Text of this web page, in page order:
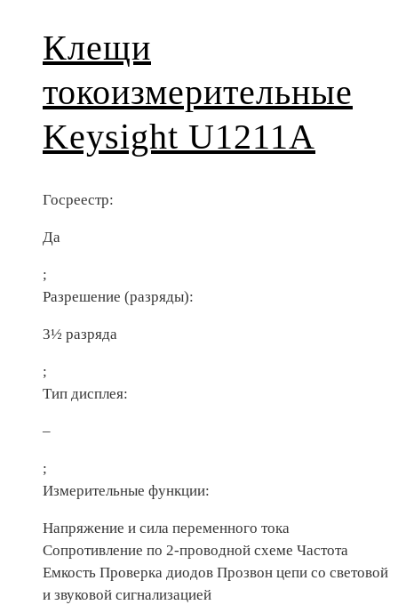
Клещи
токоизмерительные
Keysight U1211A
Госреестр:
Да
;
Разрешение (разряды):
3½ разряда
;
Тип дисплея:
–
;
Измерительные функции:
Напряжение и сила переменного тока
Сопротивление по 2-проводной схеме Частота
Емкость Проверка диодов Прозвон цепи со световой
и звуковой сигнализацией